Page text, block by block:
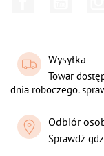
Wysyłka
Towar
dnia roboczego.
Odbiór
Sprawdź